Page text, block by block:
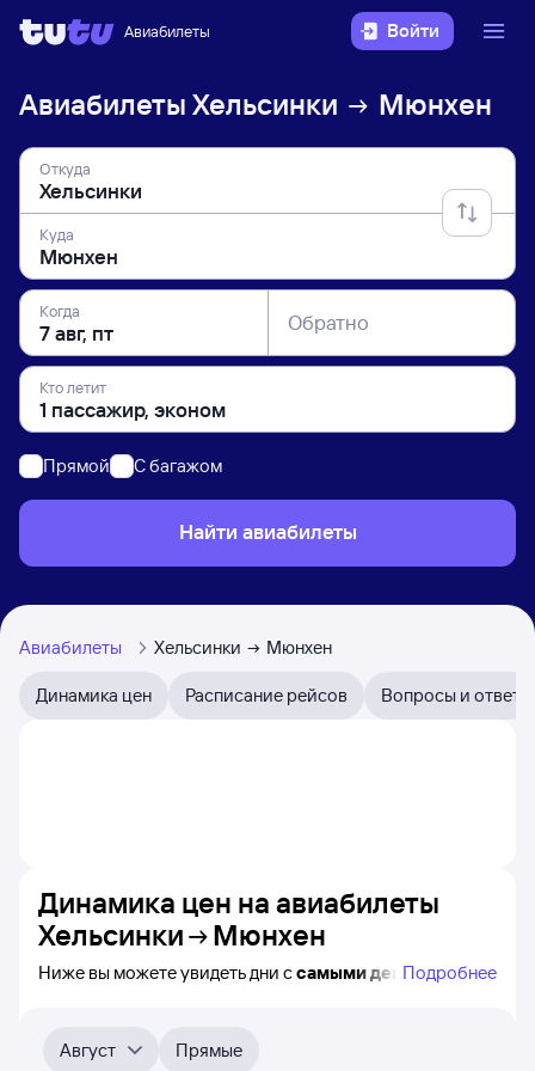
Авиабилеты Войти
Авиабилеты Хельсинки Мюнхен
Откуда
Куда
Когда Обратно
Кто летит
Прямой C багажом
Найти авиабилеты
Авиабилеты Хельсинки Мюнхен
Динамика цен Расписание рейсов Вопросы и ответы
Динамика цен на авиабилеты
Хельсинки
Мюнхен
Ниже вы можете увидеть дни ссамыми дешёвыми
на ближайшие месяцы. Выберите день, перейдите
по клику к поиску билетов на самолёт и получению
Подробнее
Август
Прямые